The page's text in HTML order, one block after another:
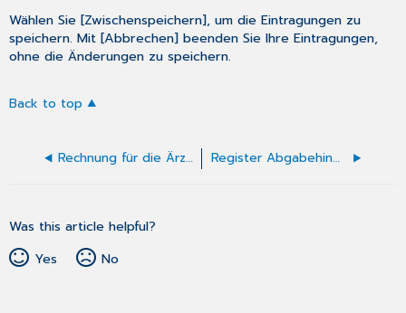
Wählen Sie [Zwischenspeichern], um die Eintragungen zu
speichern. Mit [Abbrechen] beenden Sie Ihre Eintragungen,
ohne die Änderungen zu speichern.
Back to top
Rechnung für die Ärztliche Unfallmeldung (F1050) Register Abgabehinweise
Was this article helpful?
Yes
No